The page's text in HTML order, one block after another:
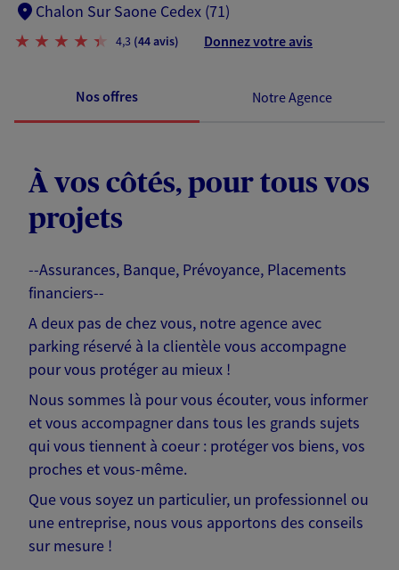
Chalon Sur Saone Cedex (71)
4,3 (44 avis) Donnez votre avis
Nos offres Notre Agence
À vos côtés, pour tous vos
projets
--Assurances, Banque, Prévoyance, Placements
financiers--
A deux pas de chez vous, notre agence avec
parking réservé à la clientèle vous accompagne
pour vous protéger au mieux !
Nous sommes là pour vous écouter, vous informer
et vous accompagner dans tous les grands sujets
qui vous tiennent à coeur : protéger vos biens, vos
proches et vous-même.
Que vous soyez un particulier, un professionnel ou
une entreprise, nous vous apportons des conseils
sur mesure !